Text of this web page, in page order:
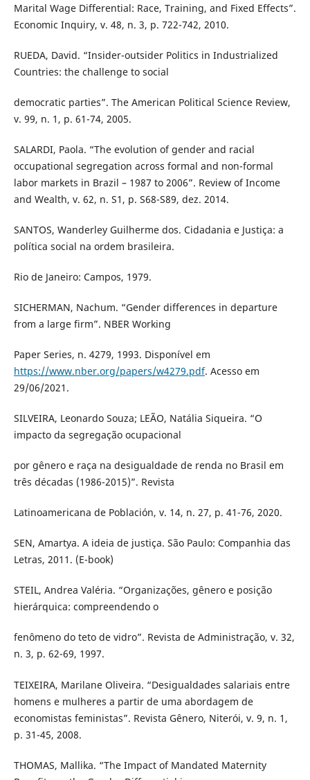
Marital Wage Differential: Race, Training, and Fixed Effects”.
Economic Inquiry, v. 48, n. 3, p. 722-742, 2010.
RUEDA, David. “Insider-outsider Politics in Industrialized
Countries: the challenge to social
democratic parties”. The American Political Science Review,
v. 99, n. 1, p. 61-74, 2005.
SALARDI, Paola. “The evolution of gender and racial
occupational segregation across formal and non-formal
labor markets in Brazil – 1987 to 2006”. Review of Income
and Wealth, v. 62, n. S1, p. S68-S89, dez. 2014.
SANTOS, Wanderley Guilherme dos. Cidadania e Justiça: a
política social na ordem brasileira.
Rio de Janeiro: Campos, 1979.
SICHERMAN, Nachum. “Gender differences in departure
from a large firm”. NBER Working
Paper Series, n. 4279, 1993. Disponível em
https://www.nber.org/papers/w4279.pdf. Acesso em
29/06/2021.
SILVEIRA, Leonardo Souza; LEÃO, Natália Siqueira. “O
impacto da segregação ocupacional
por gênero e raça na desigualdade de renda no Brasil em
três décadas (1986-2015)”. Revista
Latinoamericana de Población, v. 14, n. 27, p. 41-76, 2020.
SEN, Amartya. A ideia de justiça. São Paulo: Companhia das
Letras, 2011. (E-book)
STEIL, Andrea Valéria. “Organizações, gênero e posição
hierárquica: compreendendo o
fenômeno do teto de vidro”. Revista de Administração, v. 32,
n. 3, p. 62-69, 1997.
TEIXEIRA, Marilane Oliveira. “Desigualdades salariais entre
homens e mulheres a partir de uma abordagem de
economistas feministas”. Revista Gênero, Niterói, v. 9, n. 1,
p. 31-45, 2008.
THOMAS, Mallika. “The Impact of Mandated Maternity